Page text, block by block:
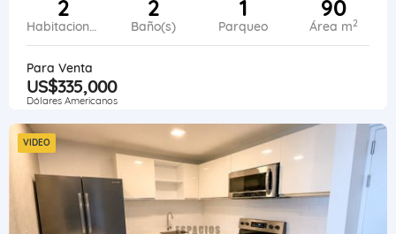
2
Habitaciones
2
Baño(s)
1
Parqueo
90
Área m2
Para Venta
US$335,000
Dólares Americanos
VIDEO